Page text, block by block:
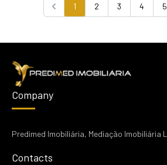
Previous
1 2 3 4 5
Company
Predimed Imobiliária, Mediação Imobiliária
Contacts